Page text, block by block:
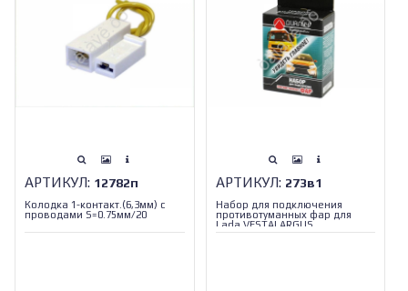
АРТИКУЛ: 12782п
Колодка 1-контакт.(6,3мм) с
проводами S=0.75мм/20
АРТИКУЛ: 273в1
Набор для подключения
противотуманных фар для
Lada VESTALARGUS